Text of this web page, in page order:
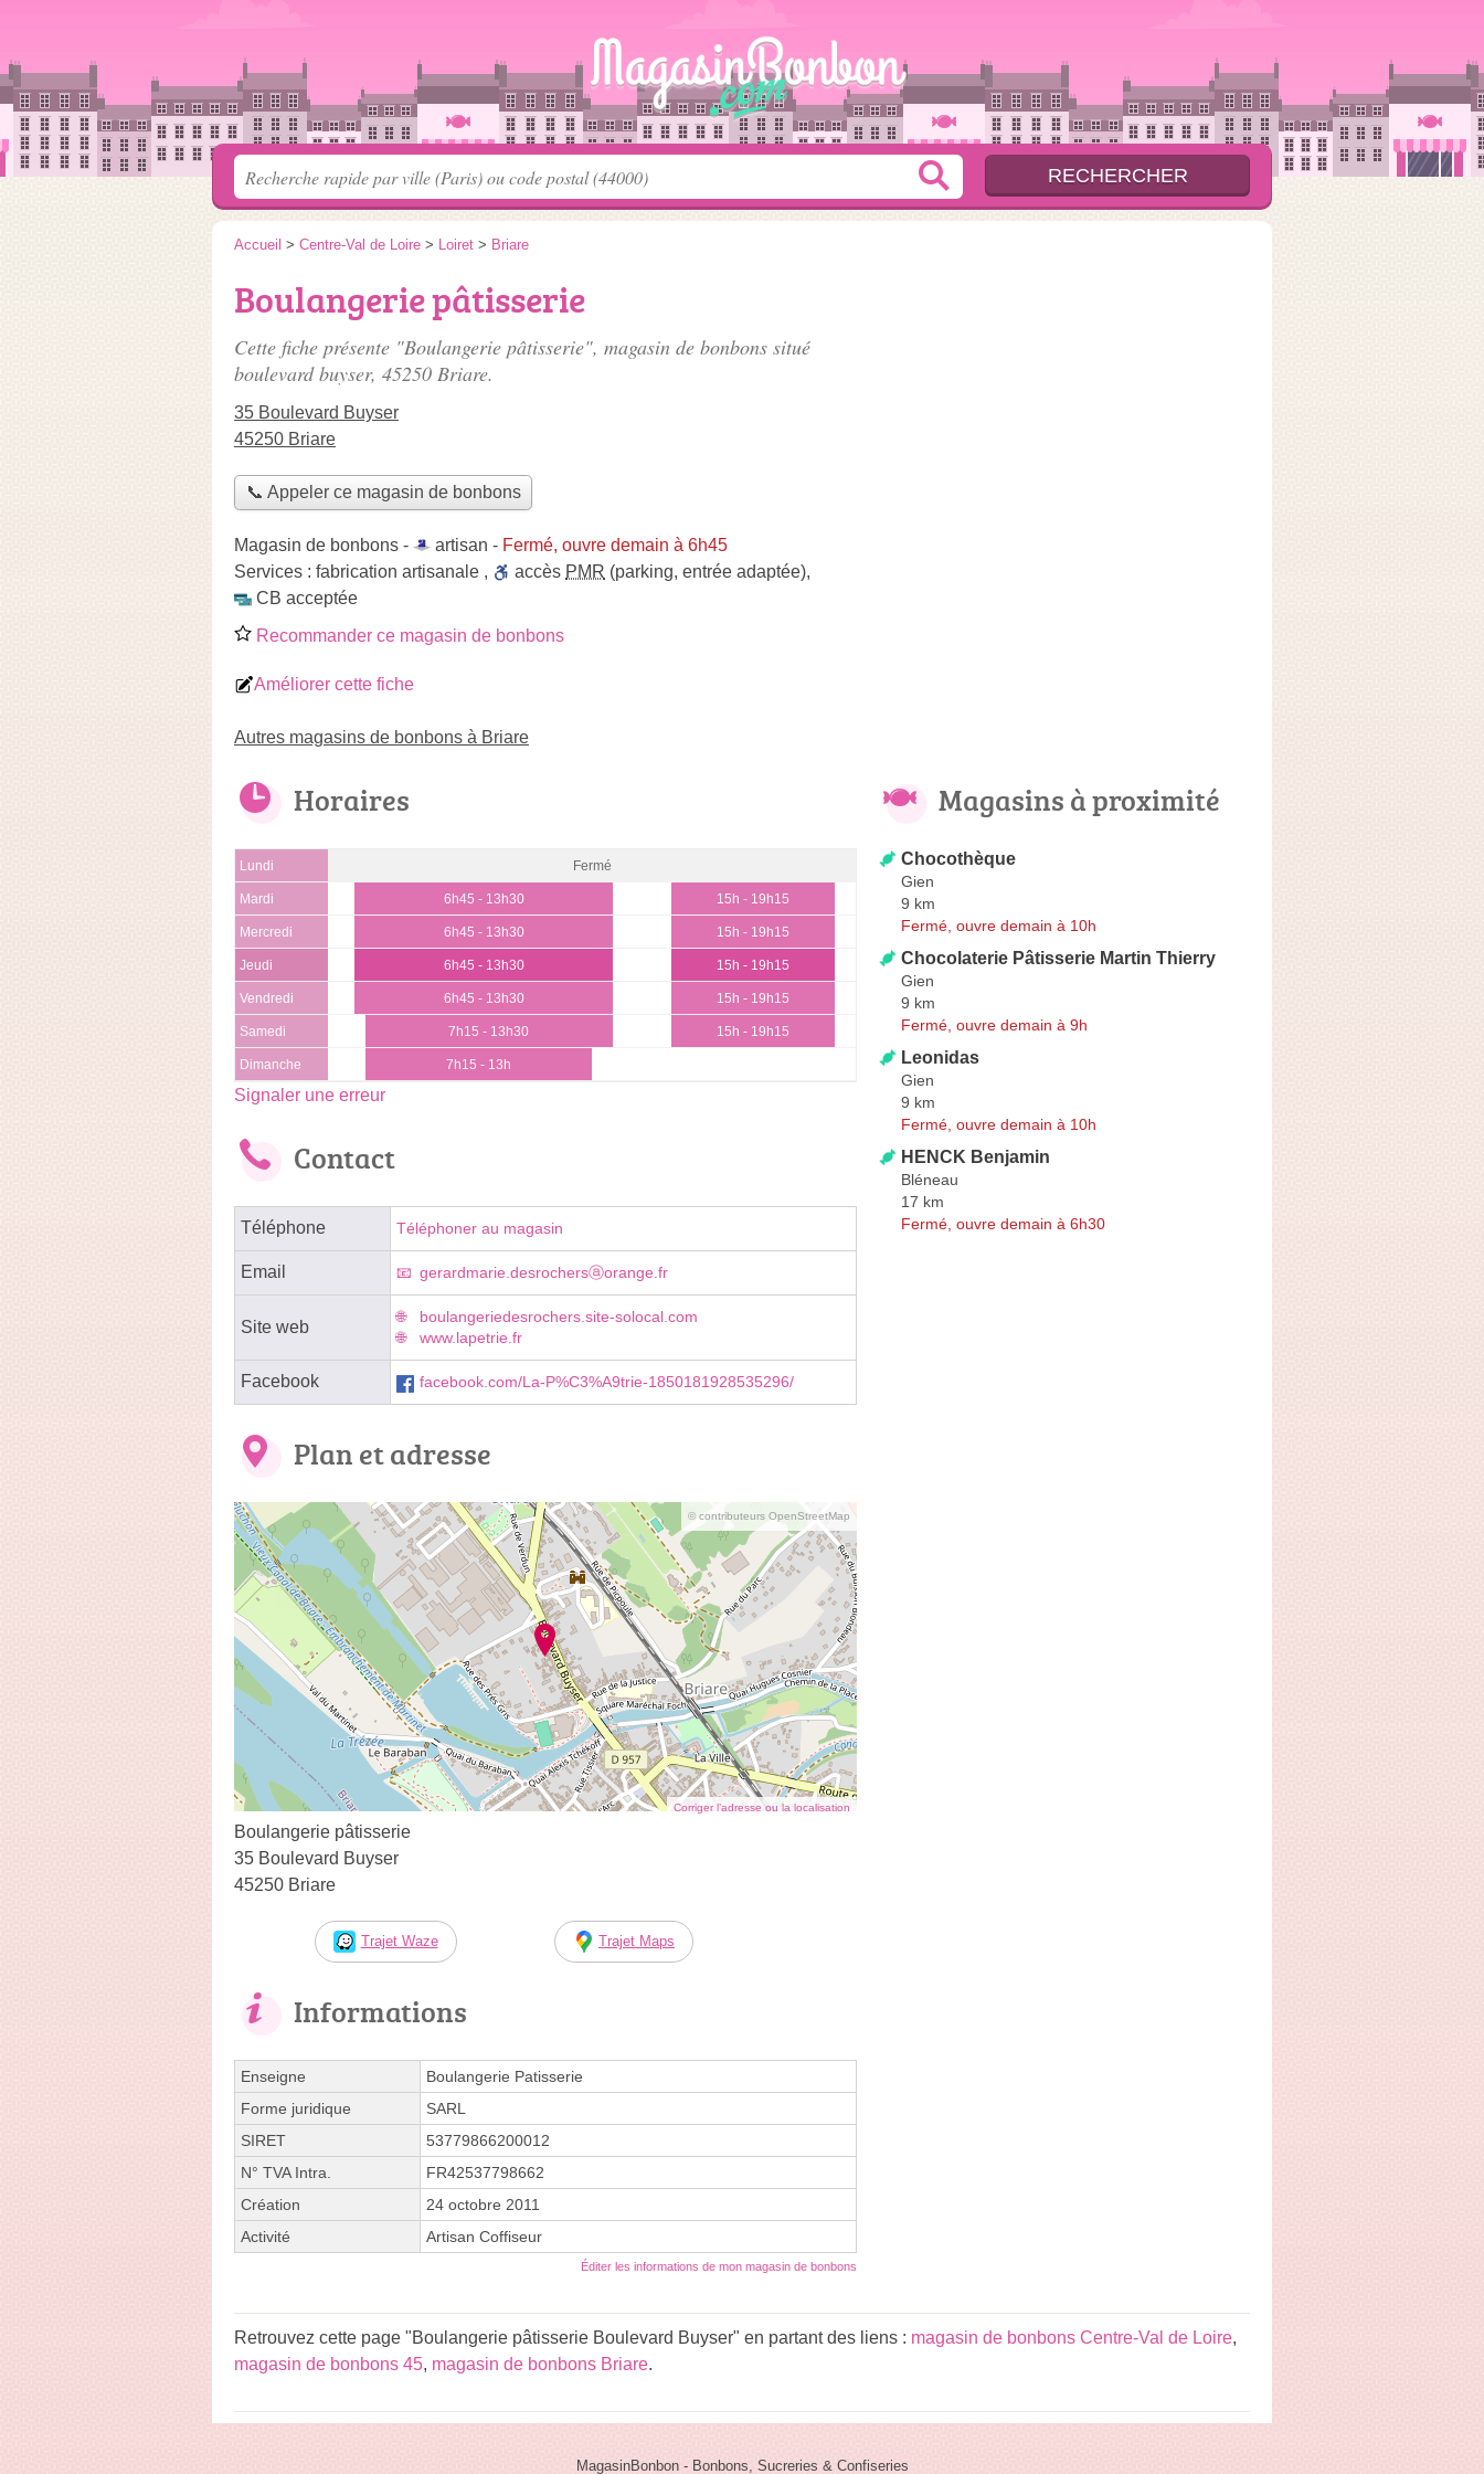
Accueil > Centre-Val de Loire > Loiret > Briare
Boulangerie pâtisserie
Cette fiche présente "Boulangerie pâtisserie", magasin de bonbons situé
boulevard buyser, 45250 Briare.
35 Boulevard Buyser
45250 Briare
📞 Appeler ce magasin de bonbons
Magasin de bonbons - artisan - Fermé, ouvre demain à 6h45
Services : fabrication artisanale , accès PMR (parking, entrée adaptée),
CB acceptée
Recommander ce magasin de bonbons
Améliorer cette fiche
Autres magasins de bonbons à Briare
Horaires
Lundi Fermé
Mardi 6h45 - 13h30 15h - 19h15
Mercredi 6h45 - 13h30 15h - 19h15
Jeudi 6h45 - 13h30 15h - 19h15
Vendredi 6h45 - 13h30 15h - 19h15
Samedi 7h15 - 13h30 15h - 19h15
Dimanche 7h15 - 13h
Signaler une erreur
Contact
Téléphone Téléphoner au magasin
Email gerardmarie.desrochersⓐorange.fr
Site web
boulangeriedesrochers.site-solocal.com
www.lapetrie.fr
Facebook facebook.com/La-P%C3%A9trie-1850181928535296/
Plan et adresse
© contributeurs OpenStreetMap
Corriger l’adresse ou la localisation
Boulangerie pâtisserie
35 Boulevard Buyser
45250 Briare
Trajet Waze Trajet Maps
Informations
Enseigne
Boulangerie Patisserie
Forme juridique
SARL
SIRET
53779866200012
N° TVA Intra.
FR42537798662
Création
24 octobre 2011
Activité
Artisan Coffiseur
Éditer les informations de mon magasin de bonbons
Magasins à proximité
Chocothèque
Gien
9 km
Fermé, ouvre demain à 10h
Chocolaterie Pâtisserie Martin Thierry
Gien
9 km
Fermé, ouvre demain à 9h
Leonidas
Gien
9 km
Fermé, ouvre demain à 10h
HENCK Benjamin
Bléneau
17 km
Fermé, ouvre demain à 6h30
Retrouvez cette page "Boulangerie pâtisserie Boulevard Buyser" en partant des liens : magasin de bonbons Centre-Val de Loire,
magasin de bonbons 45, magasin de bonbons Briare.
MagasinBonbon - Bonbons, Sucreries & Confiseries